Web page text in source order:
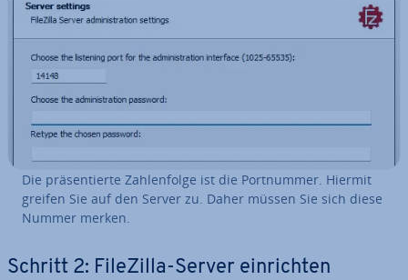
Die prä­sen­tier­te Zah­len­fol­ge ist die Port­num­mer. Hiermit
greifen Sie auf den Server zu. Daher müssen Sie sich diese
Nummer merken.
Schritt 2: FileZilla-Server ein­rich­ten